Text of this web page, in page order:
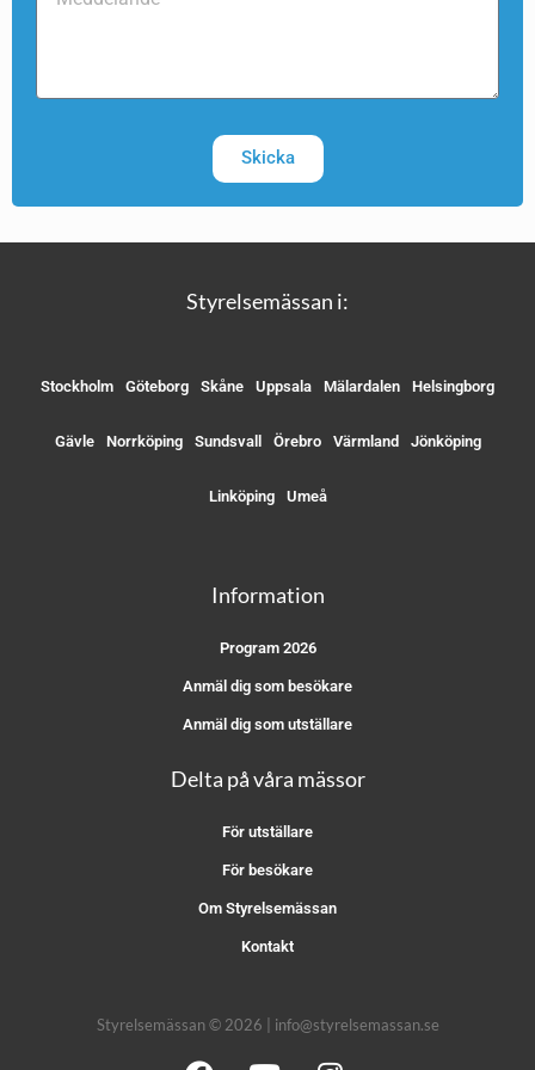
Skicka
Styrelsemässan i:
Stockholm Göteborg Skåne Uppsala Mälardalen Helsingborg
Gävle Norrköping Sundsvall Örebro Värmland Jönköping
Linköping Umeå
Information
Program 2026
Anmäl dig som besökare
Anmäl dig som utställare
Delta på våra mässor
För utställare
För besökare
Om Styrelsemässan
Kontakt
Styrelsemässan © 2026 | info@styrelsemassan.se